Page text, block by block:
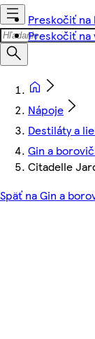
Preskočiť na
Preskočiť na
Nápoje
Destiláty a
Gin a
Citadelle
Späť na Gin a